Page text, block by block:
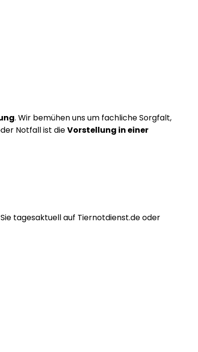
. Wir bemühen uns um fachliche Sorgfalt,
Notfall ist dieVorstellung in einer
tagesaktuell auf Tiernotdienst.de oder